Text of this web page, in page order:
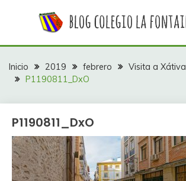
COLEGIO LA
FONTAINE
colegio La Fontaine
Inicio 2019 febrero
Visita a Xátiva
P1190811_DxO
P1190811_DxO